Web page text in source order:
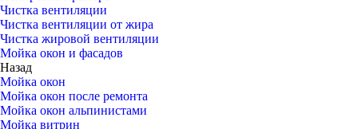
Чистка вентиляции
Чистка вентиляции от жира
Чистка жировой вентиляции
Мойка окон и фасадов
Назад
Мойка окон
Мойка окон после ремонта
Мойка окон альпинистами
Мойка витрин